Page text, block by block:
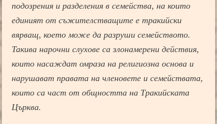
подозрения и разделения в семейства, на които
единият от съжителстващите е тракийски
вярващ, което може да разруши семейството.
Такива нарочни слухове са злонамерени действия,
които насаждат омраза на религиозна основа и
нарушават правата на членовете и семействата,
които са част от общността на Тракийската
Църква.